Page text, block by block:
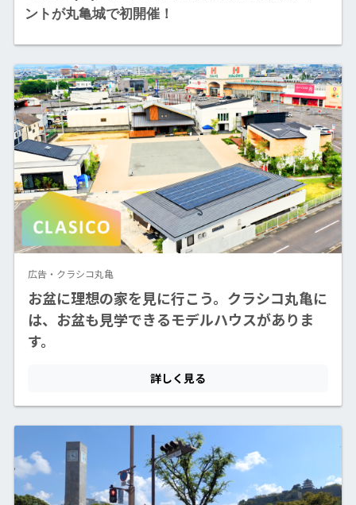
ントが丸亀城で初開催！